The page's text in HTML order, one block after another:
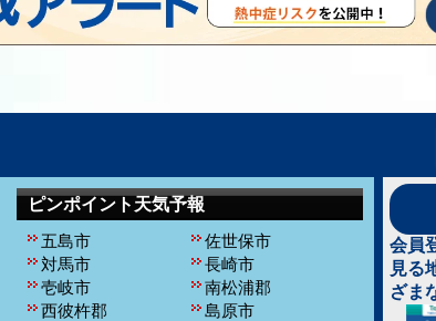
ピンポイント天気予報
五島市
佐世保市
対馬市
長崎市
壱岐市
南松浦郡
西彼杵郡
島原市
会員
見る
ざま